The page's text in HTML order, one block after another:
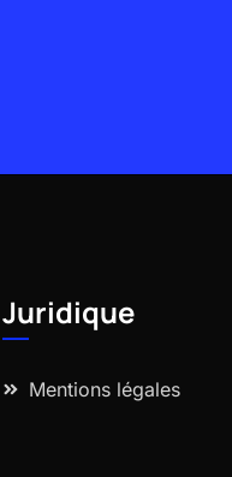
Juridique
Mentions légales